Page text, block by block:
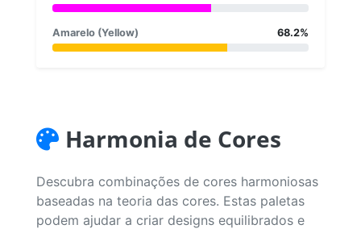
Amarelo (Yellow) 68.2%
Harmonia de Cores
Descubra combinações de cores harmoniosas
baseadas na teoria das cores. Estas paletas
podem ajudar a criar designs equilibrados e